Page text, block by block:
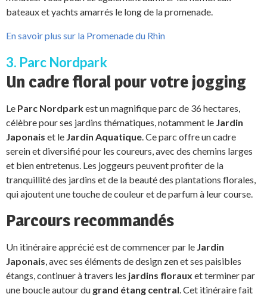
bateaux et yachts amarrés le long de la promenade.
En savoir plus sur la Promenade du Rhin
3. Parc Nordpark
Un cadre floral pour votre jogging
Le Parc Nordparkest un magnifique parc de 36 hectares,
célèbre pour ses jardins thématiques, notamment le Jardin
Japonais et le Jardin Aquatique . Ce parc offre un cadre
serein et diversifié pour les coureurs, avec des chemins larges
et bien entretenus. Les joggeurs peuvent profiter de la
tranquillité des jardins et de la beauté des plantations florales,
qui ajoutent une touche de couleur et de parfum à leur course.
Parcours recommandés
Un itinéraire apprécié est de commencer par le Jardin
Japonais , avec ses éléments de design zen et ses paisibles
étangs, continuer à travers les jardins floraux et terminer par
une boucle autour du grand étang central . Cet itinéraire fait